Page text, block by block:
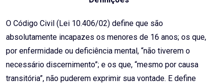
O Código Civil (Lei 10.406/02) define que são
absolutamente incapazes os menores de 16 anos; os que,
por enfermidade ou deficiência mental, “não tiverem o
necessário discernimento”; e os que, “mesmo por causa
transitória”, não puderem exprimir sua vontade. E define